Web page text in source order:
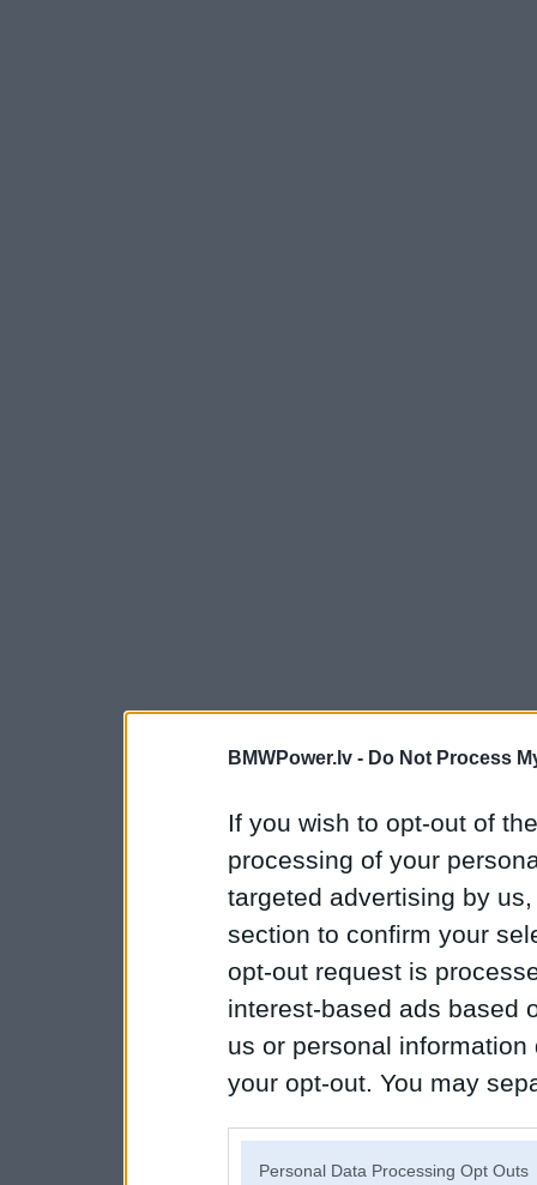
BMWPower.lv - Do Not Process
If you wish to opt-out of
processing of your
targeted advertising by
section to confirm your
opt-out request is
interest-based ads based
us or personal
your opt-out. You may
Personal Data Processing Opt Outs